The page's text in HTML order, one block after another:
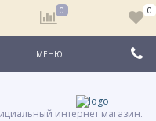
интернет магазин.
МЕНЮ
0 0